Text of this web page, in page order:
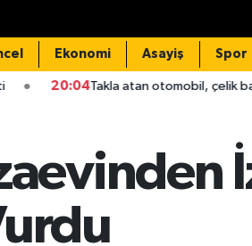
Ekonomi Asayiş Spor
atan otomobil, çelik bariyerlere çarptı: